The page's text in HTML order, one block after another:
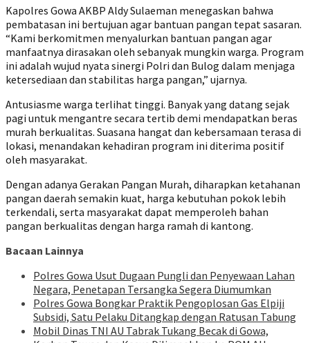
Kapolres Gowa AKBP Aldy Sulaeman menegaskan bahwa
pembatasan ini bertujuan agar bantuan pangan tepat sasaran.
“Kami berkomitmen menyalurkan bantuan pangan agar
manfaatnya dirasakan oleh sebanyak mungkin warga. Program
ini adalah wujud nyata sinergi Polri dan Bulog dalam menjaga
ketersediaan dan stabilitas harga pangan,” ujarnya.
Antusiasme warga terlihat tinggi. Banyak yang datang sejak
pagi untuk mengantre secara tertib demi mendapatkan beras
murah berkualitas. Suasana hangat dan kebersamaan terasa di
lokasi, menandakan kehadiran program ini diterima positif
oleh masyarakat.
Dengan adanya Gerakan Pangan Murah, diharapkan ketahanan
pangan daerah semakin kuat, harga kebutuhan pokok lebih
terkendali, serta masyarakat dapat memperoleh bahan
pangan berkualitas dengan harga ramah di kantong.
Bacaan Lainnya
Polres Gowa Usut Dugaan Pungli dan Penyewaan Lahan
Negara, Penetapan Tersangka Segera Diumumkan
Polres Gowa Bongkar Praktik Pengoplosan Gas Elpiji
Subsidi, Satu Pelaku Ditangkap dengan Ratusan Tabung
Mobil Dinas TNI AU Tabrak Tukang Becak di Gowa,